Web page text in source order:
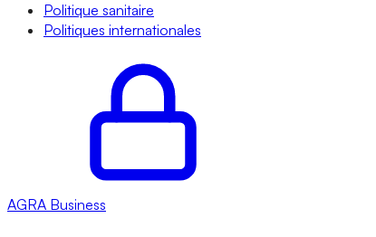
Politique sanitaire
Politiques internationales
AGRA Business